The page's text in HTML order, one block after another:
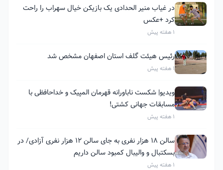
در غیاب منیر الحدادی یک بازیکن خیال سهراب را راحت
کرد +عکس
1 هفته پیش
رئیس هیئت گلف استان اصفهان مشخص شد
1 هفته پیش
ویدیو| شکست ناباورانه قهرمان المپیک و خداحافظی با
مسابقات جهانی کشتی!
1 هفته پیش
سالن ۱۸ هزار نفری به جای سالن ۱۲ هزار نفری آزادی/ در
بسکتبال و والیبال کمبود سالن داریم
1 هفته پیش